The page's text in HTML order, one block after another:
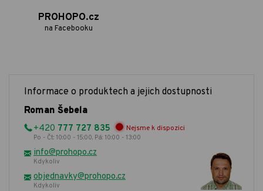
PROHOPO.cz
na Facebooku
Informace o produktech a jejich dostupnosti
Roman Šebela
+420 777 727 835 Nejsme k dispozici
Po - Čt: 10:00 - 15:00, Pá: 10:00 - 13:00
info@prohopo.cz
Kdykoliv
objednavky@prohopo.cz
Kdykoliv